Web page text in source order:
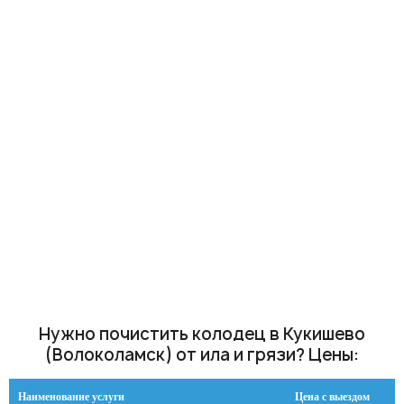
Нужно почистить колодец в Кукишево
(Волоколамск) от ила и грязи? Цены:
Наименование услуги Цена с выездом